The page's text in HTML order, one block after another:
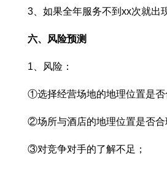
3、如果全年服务不到xx次就出
六、风险预测
1、风险：
①选择经营场地的地理位置是否
②场所与酒店的地理位置是否合
③对竞争对手的了解不足；